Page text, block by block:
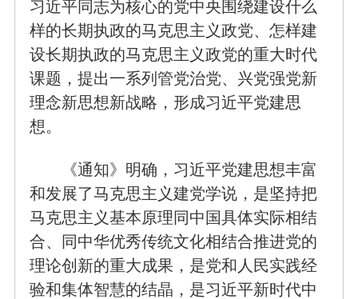
习近平同志为核心的党中央围绕建设什么
样的长期执政的马克思主义政党、怎样建
设长期执政的马克思主义政党的重大时代
课题，提出一系列管党治党、兴党强党新
理念新思想新战略，形成习近平党建思
想。
《通知》明确，习近平党建思想丰富
和发展了马克思主义建党学说，是坚持把
马克思主义基本原理同中国具体实际相结
合、同中华优秀传统文化相结合推进党的
理论创新的重大成果，是党和人民实践经
验和集体智慧的结晶，是习近平新时代中